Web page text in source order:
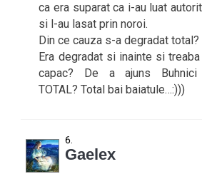
ca era suparat ca i-au luat
si l-au lasat prin noroi.
Din ce cauza s-a degradat total?
Era degradat si inainte si
capac? De a ajuns Buhnici
TOTAL? Total bai baiatule…:)))
Gaelex